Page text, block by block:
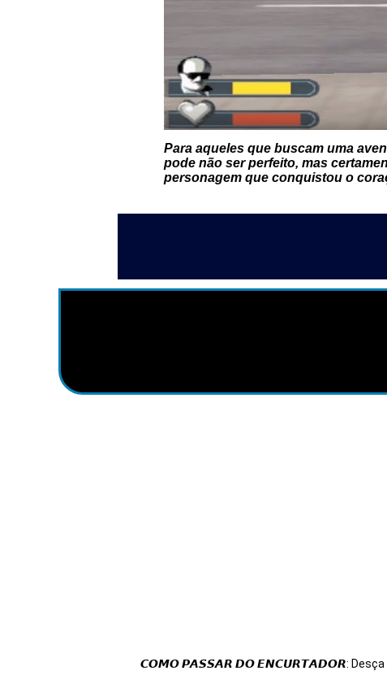
Para aqueles que buscam uma
pode não ser perfeito, mas
personagem que conquistou o
𝘾𝙊𝙈𝙊 𝙋𝘼𝙎𝙎𝘼𝙍 𝘿𝙊 𝙀𝙉𝘾𝙐𝙍𝙏𝘼𝘿𝙊𝙍: Desça e